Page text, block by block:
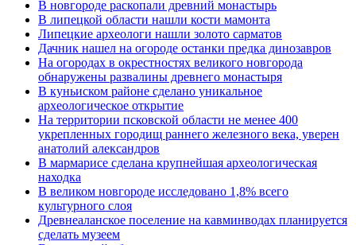
В новгороде раскопали древний монастырь
В липецкой области нашли кости мамонта
Липецкие археологи нашли золото сарматов
Дачник нашел на огороде останки предка динозавров
На огородах в окрестностях великого новгорода
обнаружены развалины древнего монастыря
В куньиском районе сделано уникальное
археологическое открытие
На территории псковской области не менее 400
укрепленных городищ раннего железного века, уверен
анатолий александров
В мармарисе сделана крупнейшая археологическая
находка
В великом новгороде исследовано 1,8% всего
культурного слоя
Древнеаланское поселение на кавминводах планируется
сделать музеем